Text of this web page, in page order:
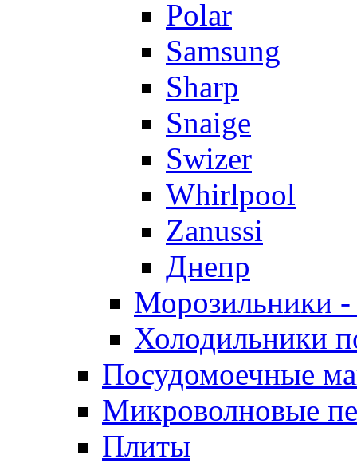
Polar
Samsung
Sharp
Snaige
Swizer
Whirlpool
Zanussi
Днепр
Морозильники
Холодильники
Посудомоечные
Микроволновые
Плиты